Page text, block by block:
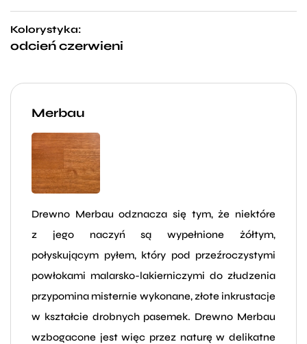
Kolorystyka:
odcień czerwieni
Merbau
Drewno Merbau odznacza się tym, że niektóre
z jego naczyń są wypełnione żółtym,
połyskującym pyłem, który pod przeźroczystymi
powłokami malarsko-lakierniczymi do złudzenia
przypomina misternie wykonane, złote inkrustacje
w kształcie drobnych pasemek. Drewno Merbau
wzbogacone jest więc przez naturę w delikatne